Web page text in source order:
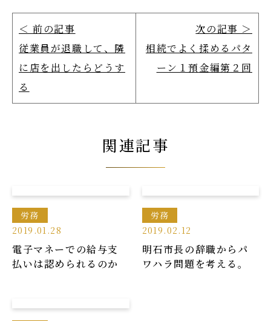
＜ 前の記事
従業員が退職して、隣
に店を出したらどうす
る
次の記事 ＞
相続でよく揉めるパタ
ーン１預金編第２回
関連記事
労務
2019.01.28
電子マネーでの給与支
払いは認められるのか
労務
2019.02.12
明石市長の辞職からパ
ワハラ問題を考える。